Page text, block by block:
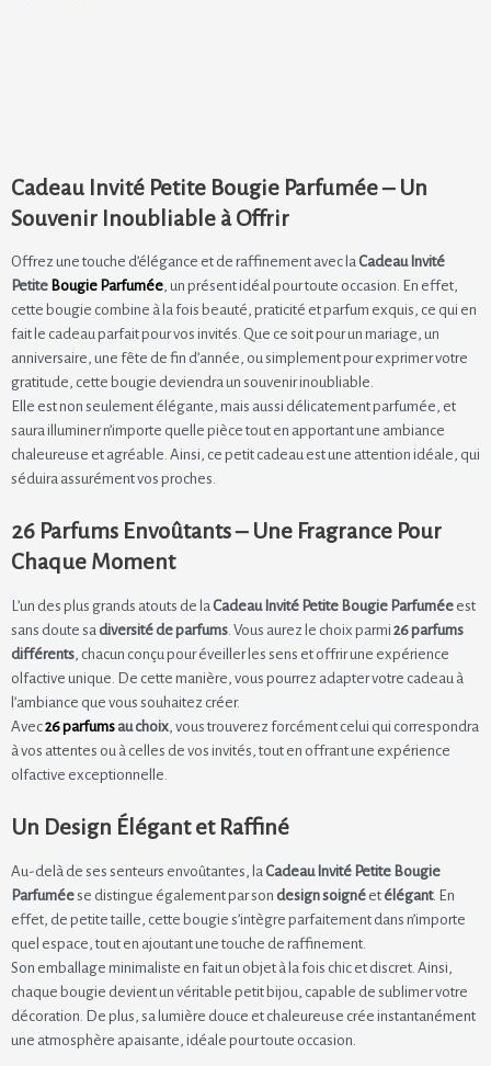
Cadeau Invité Petite Bougie Parfumée – Un
Souvenir Inoubliable à Offrir
Offrez une touche d’élégance et de raffinement avec la Cadeau Invité
Petite Bougie Parfumée, un présent idéal pour toute occasion. En effet,
cette bougie combine à la fois beauté, praticité et parfum exquis, ce qui en
fait le cadeau parfait pour vos invités. Que ce soit pour un mariage, un
anniversaire, une fête de fin d’année, ou simplement pour exprimer votre
gratitude, cette bougie deviendra un souvenir inoubliable.
Elle est non seulement élégante, mais aussi délicatement parfumée, et
saura illuminer n’importe quelle pièce tout en apportant une ambiance
chaleureuse et agréable. Ainsi, ce petit cadeau est une attention idéale, qui
séduira assurément vos proches.
26 Parfums Envoûtants – Une Fragrance Pour
Chaque Moment
L’un des plus grands atouts de la Cadeau Invité Petite Bougie Parfumée est
sans doute sa diversité de parfums. Vous aurez le choix parmi 26 parfums
différents, chacun conçu pour éveiller les sens et offrir une expérience
olfactive unique. De cette manière, vous pourrez adapter votre cadeau à
l’ambiance que vous souhaitez créer.
Avec26 parfums au choix, vous trouverez forcément celui qui correspondra
à vos attentes ou à celles de vos invités, tout en offrant une expérience
olfactive exceptionnelle.
Un Design Élégant et Raffiné
Au-delà de ses senteurs envoûtantes, la Cadeau Invité Petite Bougie
Parfumée se distingue également par son design soigné et élégant. En
effet, de petite taille, cette bougie s’intègre parfaitement dans n’importe
quel espace, tout en ajoutant une touche de raffinement.
Son emballage minimaliste en fait un objet à la fois chic et discret. Ainsi,
chaque bougie devient un véritable petit bijou, capable de sublimer votre
décoration. De plus, sa lumière douce et chaleureuse crée instantanément
une atmosphère apaisante, idéale pour toute occasion.